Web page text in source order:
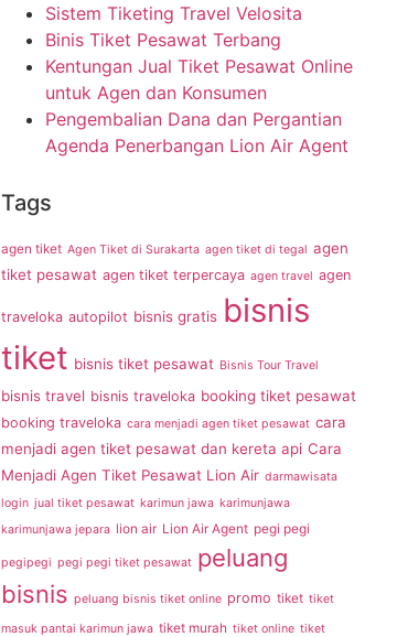
Sistem Tiketing Travel Velosita
Binis Tiket Pesawat Terbang
Kentungan Jual Tiket Pesawat Online
untuk Agen dan Konsumen
Pengembalian Dana dan Pergantian
Agenda Penerbangan Lion Air Agent
Tags
agen tiket Agen Tiket di Surakarta agen tiket di tegal agen
tiket pesawat agen tiket terpercaya agen travel agen
traveloka autopilot bisnis gratis bisnis
tiket bisnis tiket pesawat Bisnis Tour Travel
bisnis travel bisnis traveloka booking tiket pesawat
booking traveloka cara menjadi agen tiket pesawat cara
menjadi agen tiket pesawat dan kereta api Cara
Menjadi Agen Tiket Pesawat Lion Air darmawisata
login jual tiket pesawat karimun jawa karimunjawa
karimunjawa jepara lion air Lion Air Agent pegi pegi
pegipegi pegi pegi tiket pesawat peluang
bisnis peluang bisnis tiket online promo tiket tiket
masuk pantai karimun jawa tiket murah tiket online tiket